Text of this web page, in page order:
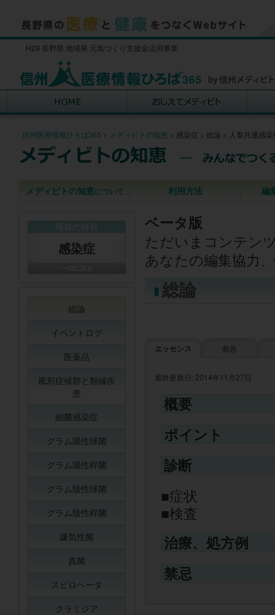
H29 長野県 地域発 元気づくり支援金活用事業
信州医療情報ひろば365 > メディビトの知恵 > 感染症 > 総論 > 人畜共通感
メディビトの知恵について 利用方法 編
ベータ版
ただいまコンテン
あなたの編集協力
総論
エッセンス 救急
最終更新日: 2014年11月27日
概要
ポイント
診断
症状
検査
治療、処方例
禁忌
感染症
総論
イベントログ
医薬品
風邪症候群と類縁疾
患
細菌感染症
グラム陽性球菌
グラム陽性桿菌
グラム陰性球菌
グラム陰性桿菌
嫌気性菌
真菌
スピロヘータ
クラミジア